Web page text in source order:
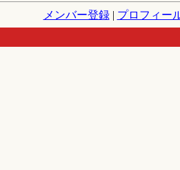
メンバー登録| プロフィー